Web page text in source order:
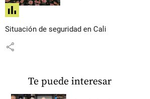
share
Situación de seguridad en Cali
share
Te puede interesar